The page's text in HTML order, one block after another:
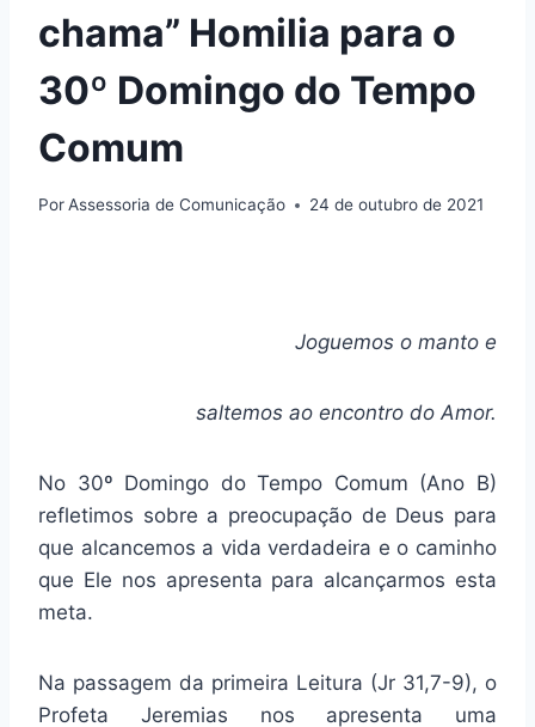
chama” Homilia para o
30º Domingo do Tempo
Comum
PorAssessoria de Comunicação 24 de outubro de 2021
Joguemos o manto e
saltemos ao encontro do Amor.
No 30º Domingo do Tempo Comum (Ano B)
refletimos sobre a preocupação de Deus para
que alcancemos a vida verdadeira e o caminho
que Ele nos apresenta para alcançarmos esta
meta.
Na passagem da primeira Leitura (Jr 31,7-9), o
Profeta Jeremias nos apresenta uma